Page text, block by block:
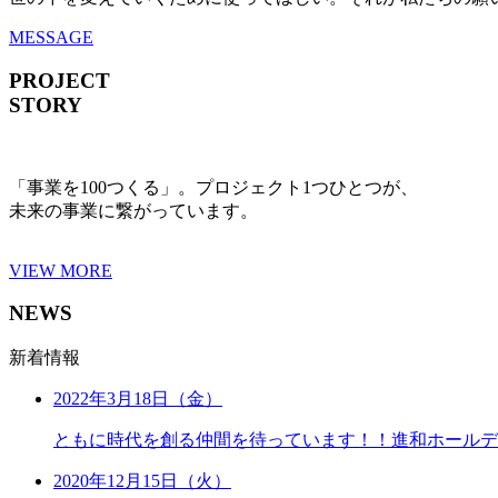
MESSAGE
PROJECT
STORY
「事業を100つくる」。プロジェクト1つひとつが、
未来の事業に繋がっています。
VIEW MORE
NEWS
新着情報
2022年3月18日（金）
ともに時代を創る仲間を待っています！！進和ホール
2020年12月15日（火）